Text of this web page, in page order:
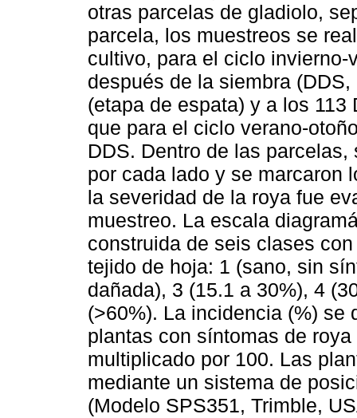
otras parcelas de gladiolo,
parcela, los muestreos se
cultivo, para el ciclo
después de la siembra
(etapa de espata) y a los
que para el ciclo verano-
DDS. Dentro de las
por cada lado y se marcaron
la severidad de la roya fue
muestreo. La escala
construida de seis clases
tejido de hoja: 1 (sano, sin
dañada), 3 (15.1 a 30%), 4
(>60%). La incidencia (%) se
plantas con síntomas de
multiplicado por 100. Las
mediante un sistema de
(Modelo SPS351, Trimble,